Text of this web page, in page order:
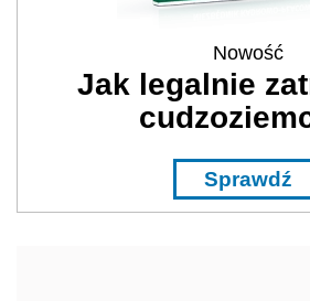
Nowość
Jak legalnie
Sprawdź